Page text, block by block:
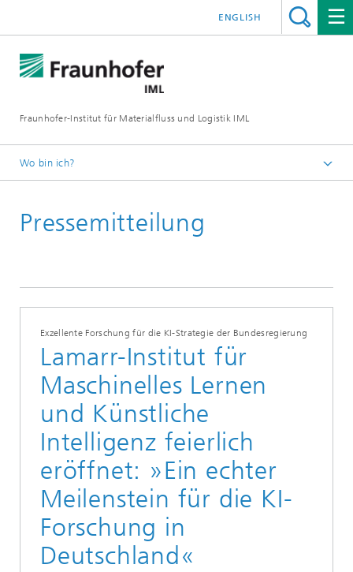
Fraunhofer-Institut für Materialfluss und Logistik IML
ENGLISH
Wo bin ich?
Presse / Medien
Pressemitteilung
Exzellente Forschung für die KI-Strategie der Bundesregierung
Lamarr-Institut für
Maschinelles Lernen
und Künstliche
Intelligenz feierlich
eröffnet: »Ein echter
Meilenstein für die KI-
Forschung in
Deutschland«